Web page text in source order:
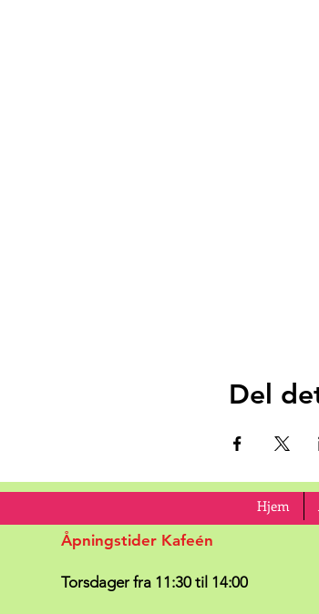
Del
Åpningstider Kafeén
Torsdager fra 11:30 til 14:00
Hjem